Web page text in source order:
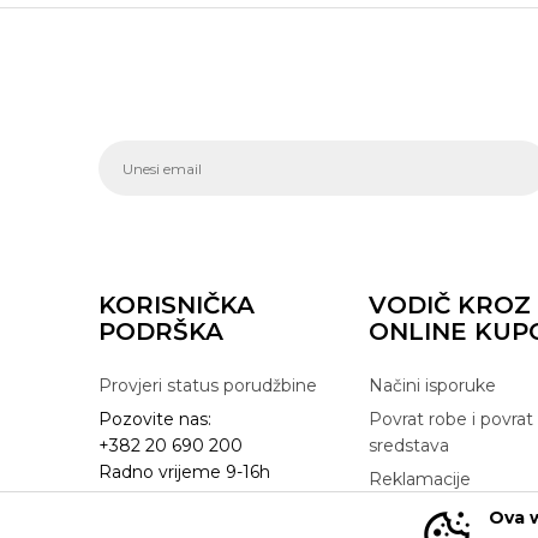
KORISNIČKA
PODRŠKA
Provjeri status porudžbine
Pozovite nas:
+382 20 690 200
Radno vrijeme 9-16h
online@buzzsneakers.me
VODIČ KROZ
ONLINE
Načini isporuke
Povrat robe i povrat
sredstava
Reklamacije
Zamjena artiklaOva